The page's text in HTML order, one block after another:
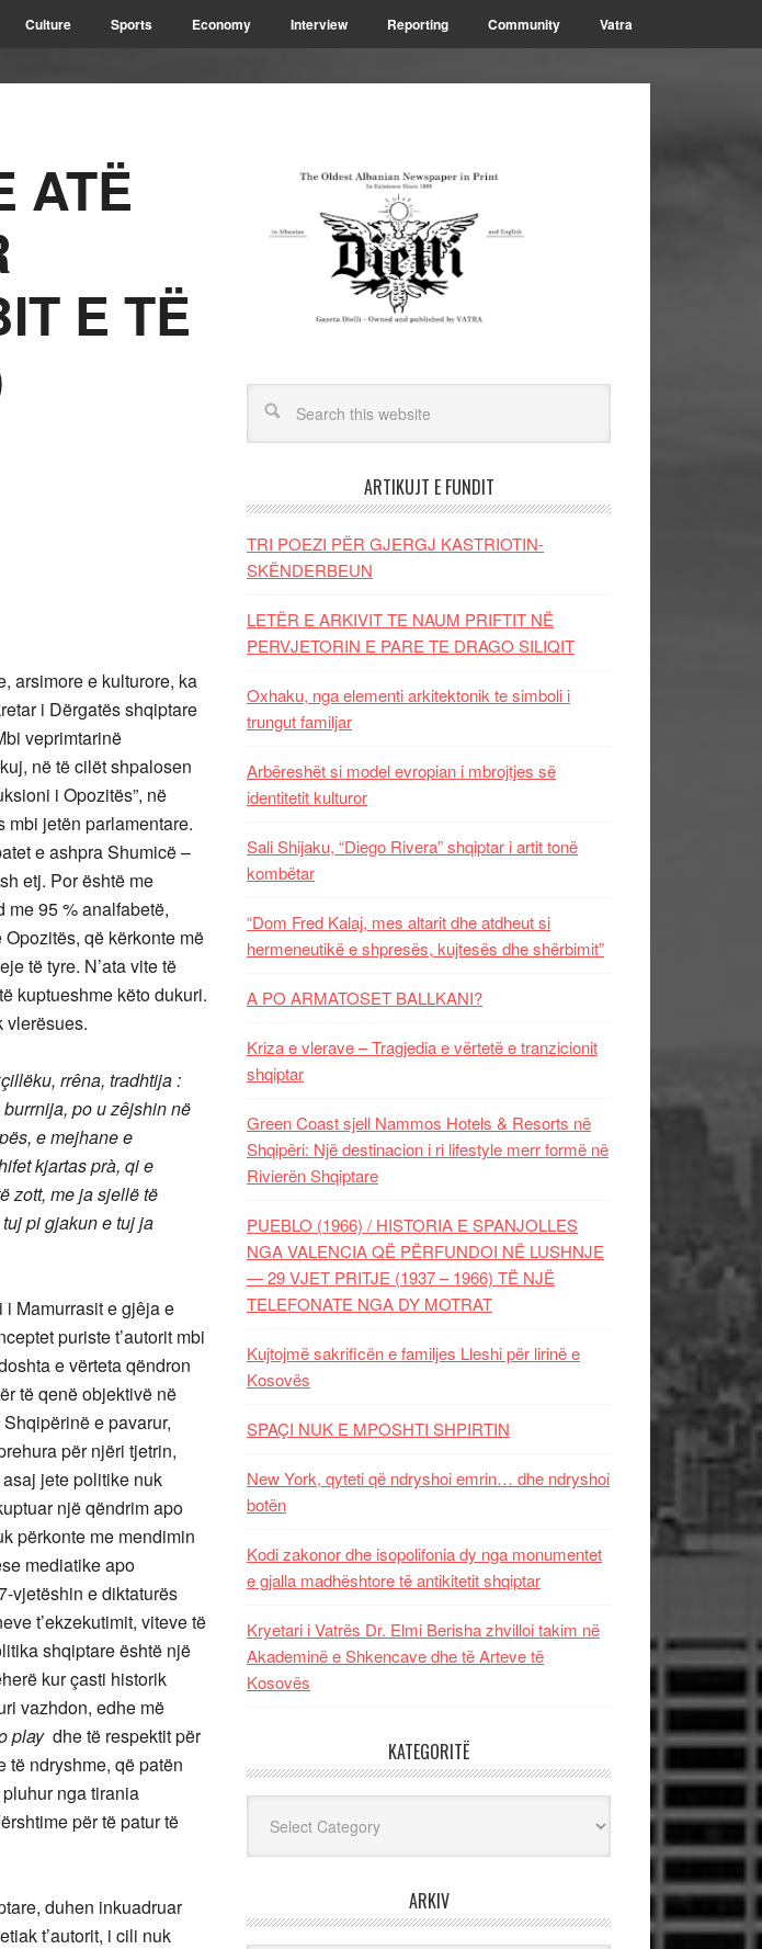
Culture Sports Economy Interview Reporting Community Vatra
ATË
E TË
arsimore e kulturore, ka
i Dërgatës shqiptare
veprimtarinë
në të cilët shpalosen
i Opozitës”, në
mbi jetën parlamentare.
e ashpra Shumicë –
etj. Por është me
me 95 % analfabetë,
që kërkonte më
të tyre. N’ata vite të
kuptueshme këto dukuri.
vlerësues.
rrêna, tradhtija :
po u zêjshin në
e mejhane e
kjartas prà, qi e
zott, me ja sjellë të
pi gjakun e tuj ja
i Mamurrasit e gjêja e
puriste t’autorit mbi
e vërteta qëndron
të qenë objektivë në
e pavarur,
për njëri tjetrin,
jete politike nuk
një qëndrim apo
përkonte me mendimin
mediatike apo
vjetëshin e diktaturës
t’ekzekutimit, viteve të
shqiptare është një
kur çasti historik
vazhdon, edhe më
play dhe të respektit për
të ndryshme, që patën
nga tirania
për të patur të
duhen inkuadruar
t’autorit, i cili nuk
ARTIKUJT E FUNDIT
TRI POEZI PËR GJERGJ KASTRIOTIN-
SKËNDERBEUN
LETËR E ARKIVIT TE NAUM PRIFTIT NË
PERVJETORIN E PARE TE DRAGO SILIQIT
Oxhaku, nga elementi arkitektonik te simboli i
trungut familjar
Arbëreshët si model evropian i mbrojtjes së
identitetit kulturor
Sali Shijaku, “Diego Rivera” shqiptar i artit tonë
kombëtar
“Dom Fred Kalaj, mes altarit dhe atdheut si
hermeneutikë e shpresës, kujtesës dhe shërbimit”
A PO ARMATOSET BALLKANI?
Kriza e vlerave – Tragjedia e vërtetë e tranzicionit
shqiptar
Green Coast sjell Nammos Hotels & Resorts në
Shqipëri: Një destinacion i ri lifestyle merr formë në
Rivierën Shqiptare
PUEBLO (1966) / HISTORIA E SPANJOLLES
NGA VALENCIA QË PËRFUNDOI NË LUSHNJE
— 29 VJET PRITJE (1937 – 1966) TË NJË
TELEFONATE NGA DY MOTRAT
Kujtojmë sakrificën e familjes Lleshi për lirinë e
Kosovës
SPAÇI NUK E MPOSHTI SHPIRTIN
New York, qyteti që ndryshoi emrin… dhe ndryshoi
botën
Kodi zakonor dhe isopolifonia dy nga monumentet
e gjalla madhështore të antikitetit shqiptar
Kryetari i Vatrës Dr. Elmi Berisha zhvilloi takim në
Akademinë e Shkencave dhe të Arteve të
Kosovës
KATEGORITË
ARKIV